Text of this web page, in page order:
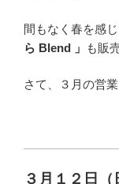
間もなく春を感
ら Blend 」
も販
さて、３月の営
３月１２日